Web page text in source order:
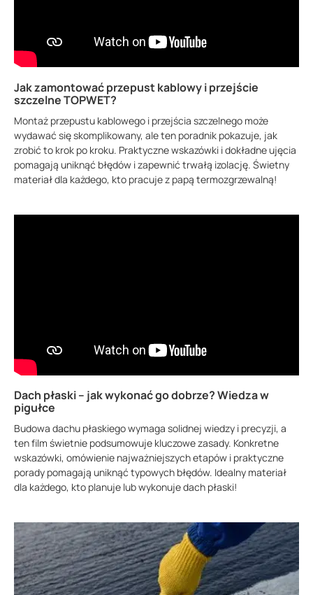
Jak zamontować przepust kablowy i przejście
szczelne TOPWET?
Montaż przepustu kablowego i przejścia szczelnego może
wydawać się skomplikowany, ale ten poradnik pokazuje, jak
zrobić to krok po kroku. Praktyczne wskazówki i dokładne ujęcia
pomagają uniknąć błędów i zapewnić trwałą izolację. Świetny
materiał dla każdego, kto pracuje z papą termozgrzewalną!
Dach płaski – jak wykonać go dobrze? Wiedza w
pigułce
Budowa dachu płaskiego wymaga solidnej wiedzy i precyzji, a
ten film świetnie podsumowuje kluczowe zasady. Konkretne
wskazówki, omówienie najważniejszych etapów i praktyczne
porady pomagają uniknąć typowych błędów. Idealny materiał
dla każdego, kto planuje lub wykonuje dach płaski!